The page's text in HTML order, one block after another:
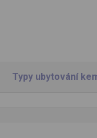
Typy ubytování